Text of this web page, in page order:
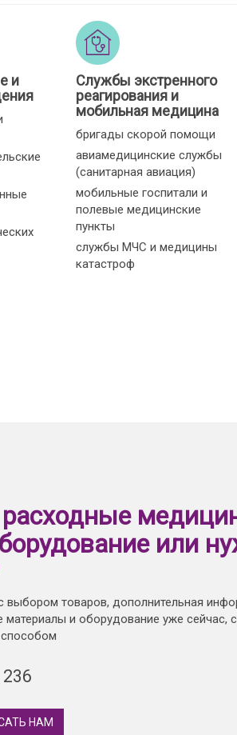
и
Службы экстренного
реагирования и
мобильная медицина
бригады скорой помощи
авиамедицинские службы
(санитарная авиация)
мобильные госпитали и
полевые медицинские
пункты
службы МЧС и медицины
катастроф
или
товаров, дополнительная
материалы и оборудование уже сейчас,
НАМ